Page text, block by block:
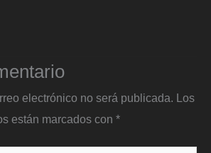
electrónico no será publicada. Los
están marcados con *